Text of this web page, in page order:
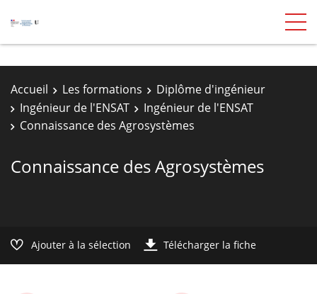
Accueil Les formations
Diplôme d'ingénieur
Ingénieur de l'ENSAT
Ingénieur de l'ENSAT
Connaissance des Agrosystèmes
Connaissance des Agrosystèmes
Ajouter à la sélection Télécharger la fiche